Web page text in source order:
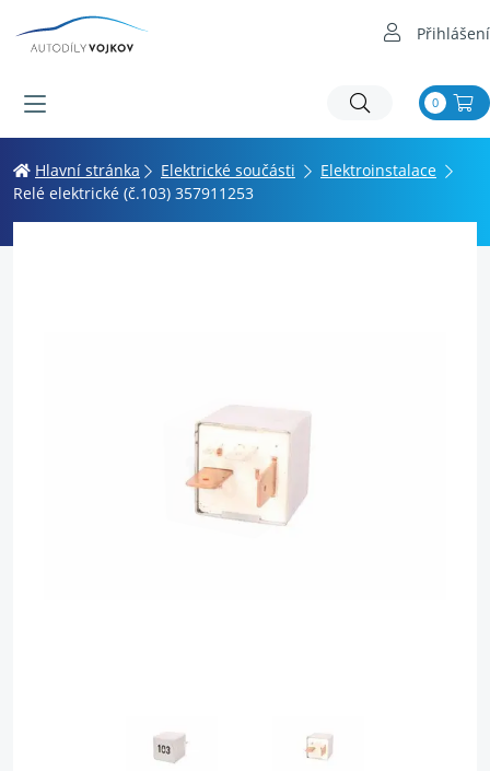
Přihlášení
0
Hlavní stránka Elektrické součásti
Elektroinstalace
Relé elektrické (č.103) 357911253